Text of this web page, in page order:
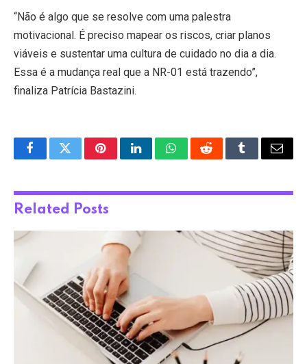
“Não é algo que se resolve com uma palestra
motivacional. É preciso mapear os riscos, criar planos
viáveis e sustentar uma cultura de cuidado no dia a dia.
Essa é a mudança real que a NR-01 está trazendo”,
finaliza Patrícia Bastazini.
FacebookTwitterPinterestLinkedInWhatsAppRedditTumblrEmail
Related Posts